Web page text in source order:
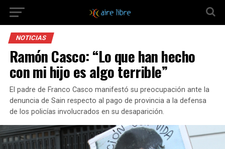
NOTICIAS
Ramón Casco: “Lo que han hecho
con mi hijo es algo terrible”
El padre de Franco Casco manifestó su preocupación ante la
denuncia de Sain respecto al pago de provincia a la defensa
de los policías involucrados en su desaparición.